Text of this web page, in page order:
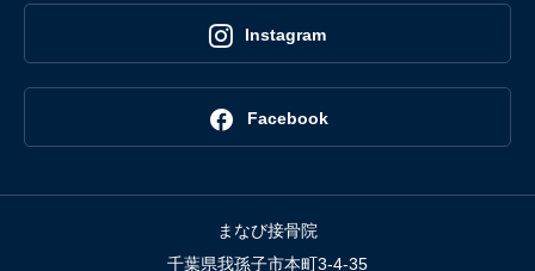
 Instagram
 Facebook
まなび接骨院
千葉県我孫子市本町3-4-35